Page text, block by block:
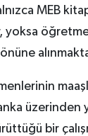
MEB
alınmakta
üzerinden
bir